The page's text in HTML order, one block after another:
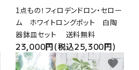
1点もの！フィロデンドロン・セロー
ム ホワイトロングポット 白陶
器鉢皿セット 送料無料
23,000円(税込25,300円)
favorite